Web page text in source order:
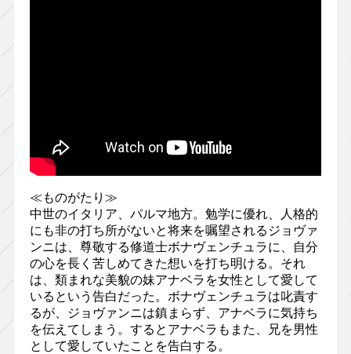
≪ものがたり≫
中世のイタリア、パルマ地方。勉学に優れ、人格的
にも非の打ち所がないと将来を嘱望されるジョヴァ
ンニは、尊敬する修道士ボナヴェンチュラに、自分
の心を長く苦しめてきた想いを打ち明ける。それ
は、類まれな美貌の妹アナベラを女性として愛して
いるという告白だった。ボナヴェンチュラは叱責す
るが、ジョヴァンニは鎮まらず、アナベラに気持ち
を伝えてしまう。するとアナベラもまた、兄を男性
として愛していたことを告白する。